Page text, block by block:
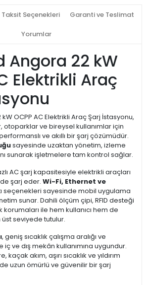
Taksit Seçenekleri Garanti ve Teslimat
Yorumlar
Angora 22 kW
Elektrikli Araç
OCPP AC Elektrikli Araç Şarj İstasyonu,
otoparklar ve bireysel kullanımlar için
ve akıllı bir şarj çözümüdür.
sayesinde uzaktan yönetim, izleme
sunarak işletmelere tam kontrol sağlar.
AC şarj kapasitesiyle elektrikli araçları
şarj eder. Wi-Fi, Ethernet ve
seçenekleri sayesinde mobil uygulama
sunar. Dahili ölçüm çipi, RFID desteği
ile hem kullanıcı hem de
seviyede tutulur.
, geniş sıcaklık çalışma aralığı ve
iç ve dış mekân kullanımına uygundur.
kaçak akım, aşırı sıcaklık ve yıldırım
uzun ömürlü ve güvenilir bir şarj